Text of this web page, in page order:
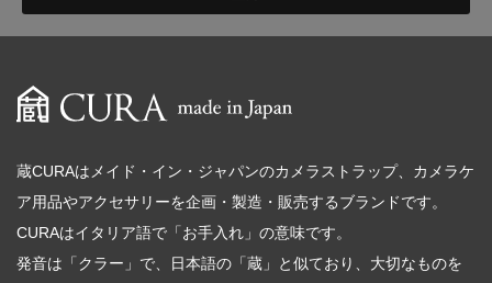
蔵CURAはメイド・イン・ジャパンのカメラストラップ、カメラケ
ア用品やアクセサリーを企画・製造・販売するブランドです。
CURAはイタリア語で「お手入れ」の意味です。
発音は「クラー」で、日本語の「蔵」と似ており、大切なものを